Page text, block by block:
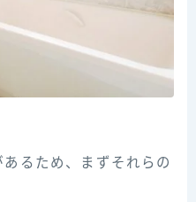
るため、まずそれらの